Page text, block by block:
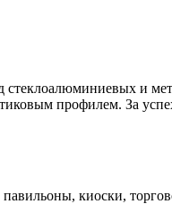
стеклоалюминиевых и
профилем. За
киоски,